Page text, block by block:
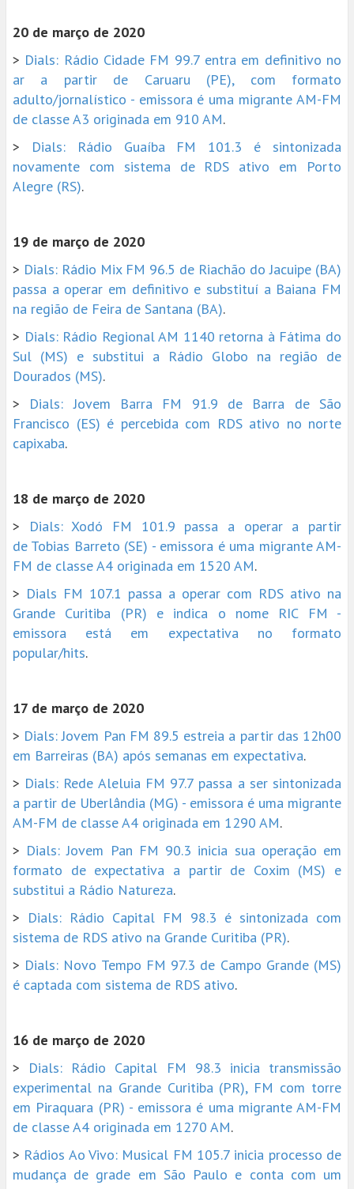
20 de março de 2020
> Dials: Rádio Cidade FM 99.7 entra em definitivo no
ar a partir de Caruaru (PE), com formato
adulto/jornalístico - emissora é uma migrante AM-FM
de classe A3 originada em 910 AM.
> Dials: Rádio Guaíba FM 101.3 é sintonizada
novamente com sistema de RDS ativo em Porto
Alegre (RS).
19 de março de 2020
> Dials: Rádio Mix FM 96.5 de Riachão do Jacuipe (BA)
passa a operar em definitivo e substituí a Baiana FM
na região de Feira de Santana (BA).
> Dials: Rádio Regional AM 1140 retorna à Fátima do
Sul (MS) e substitui a Rádio Globo na região de
Dourados (MS).
> Dials: Jovem Barra FM 91.9 de Barra de São
Francisco (ES) é percebida com RDS ativo no norte
capixaba.
18 de março de 2020
>
Dials: Xodó FM 101.9 passa a operar a partir
de Tobias Barreto (SE) - emissora é uma migrante AM-
FM de classe A4 originada em 1520 AM.
> Dials FM 107.1 passa a operar com RDS ativo na
Grande Curitiba (PR) e indica o nome RIC FM -
emissora está em expectativa no formato
popular/hits.
17 de março de 2020
> Dials: Jovem Pan FM 89.5 estreia a partir das 12h00
em Barreiras (BA) após semanas em expectativa.
> Dials: Rede Aleluia FM 97.7 passa a ser sintonizada
a partir de Uberlândia (MG) - emissora é uma migrante
AM-FM de classe A4 originada em 1290 AM.
> Dials: Jovem Pan FM 90.3 inicia sua operação em
formato de expectativa a partir de Coxim (MS) e
substitui a Rádio Natureza.
> Dials: Rádio Capital FM 98.3 é sintonizada com
sistema de RDS ativo na Grande Curitiba (PR).
> Dials: Novo Tempo FM 97.3 de Campo Grande (MS)
é captada com sistema de RDS ativo.
16 de março de 2020
> Dials: Rádio Capital FM 98.3 inicia transmissão
experimental na Grande Curitiba (PR), FM com torre
em Piraquara (PR) - emissora é uma migrante AM-FM
de classe A4 originada em 1270 AM.
> Rádios Ao Vivo: Musical FM 105.7 inicia processo de
mudança de grade em São Paulo e conta com um